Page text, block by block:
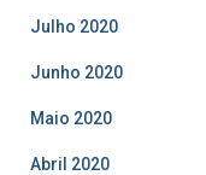
Julho 2020
Junho 2020
Maio 2020
Abril 2020